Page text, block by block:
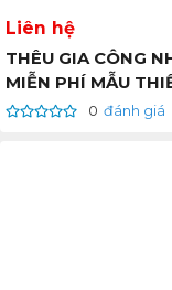
Liên hệ
THÊU GIA CÔNG
MIỄN PHÍ MẪU
0 đánh giá